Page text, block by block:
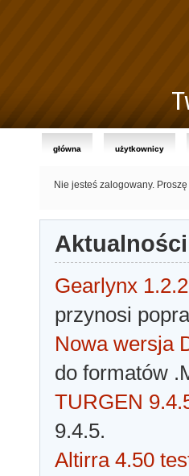
główna użytkownicy
Nie jesteś zalogowany.
Gearlynx
przynosi
Nowa wersja
do formatów
TURGEN
9.4.5.
Altirra 4.50